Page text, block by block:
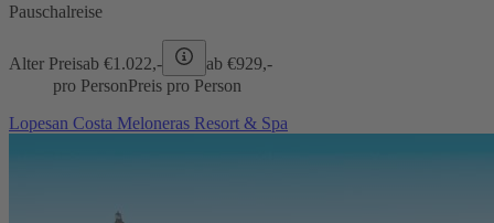
Pauschalreise
Alter Preisab €1.022,- ab €929,-
pro PersonPreis pro Person
Lopesan Costa Meloneras Resort & Spa